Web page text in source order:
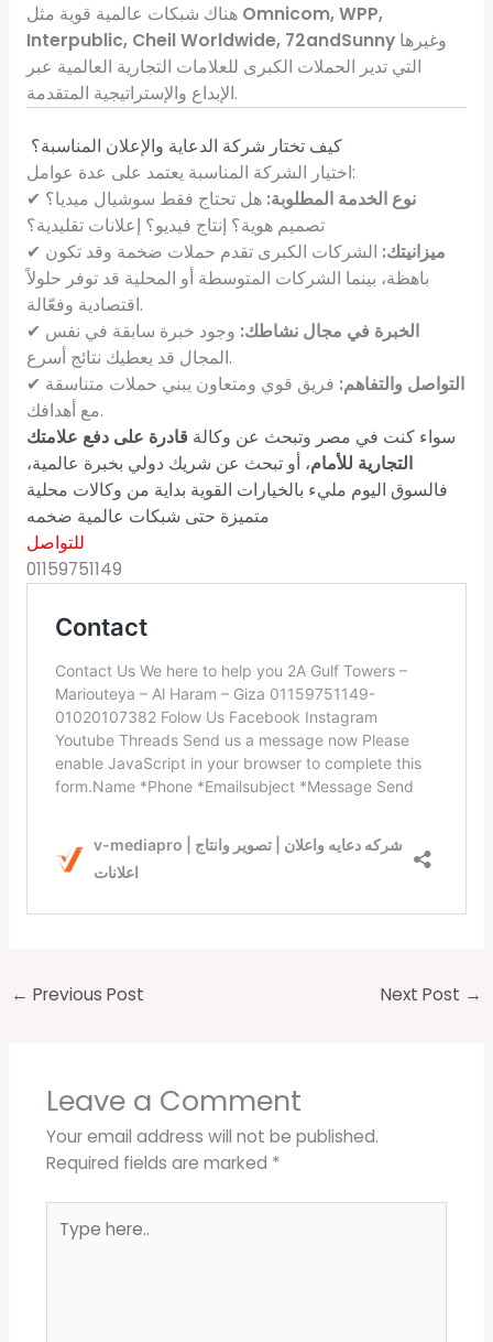
هناك شبكات عالمية قوية مثل Omnicom, WPP,
Interpublic, Cheil Worldwide, 72andSunnyوغيرها
التي تدير الحملات الكبرى للعلامات التجارية العالمية عبر
الإبداع والإستراتيجية المتقدمة.
كيف تختار شركة الدعاية والإعلان المناسبة؟
اختيار الشركة المناسبة يعتمد على عدة عوامل:
✔
نوع الخدمة المطلوبة: هل تحتاج فقط سوشيال ميديا؟
تصميم هوية؟ إنتاج فيديو؟ إعلانات تقليدية؟
✔
ميزانيتك: الشركات الكبرى تقدم حملات ضخمة وقد تكون
باهظة، بينما الشركات المتوسطة أو المحلية قد توفر حلولاً
اقتصادية وفعّالة.
✔
الخبرة في مجال نشاطك: وجود خبرة سابقة في نفس
المجال قد يعطيك نتائج أسرع.
✔
التواصل والتفاهم: فريق قوي ومتعاون يبني حملات متناسقة
مع أهدافك.
سواء كنت في مصر وتبحث عن وكالة قادرة على دفع علامتك
التجارية للأمام، أو تبحث عن شريك دولي بخبرة عالمية،
فالسوق اليوم مليء بالخيارات القوية بداية من وكالات محلية
متميزة حتى شبكات عالمية ضخمه
01159751149
← Previous Post Next Post →
Leave a Comment
Your email address will not be published.
Required fields are marked *
here..